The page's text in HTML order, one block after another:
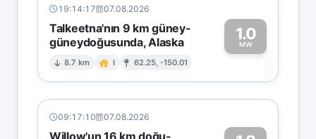
19:14:17 07.08.2026
Talkeetna'nın 9 km güney-
güneydoğusunda, Alaska
8.7 km I 62.25, -150.01
1.0
MW1
09:17:10 07.08.2026
Willow'un 16 km doğu-